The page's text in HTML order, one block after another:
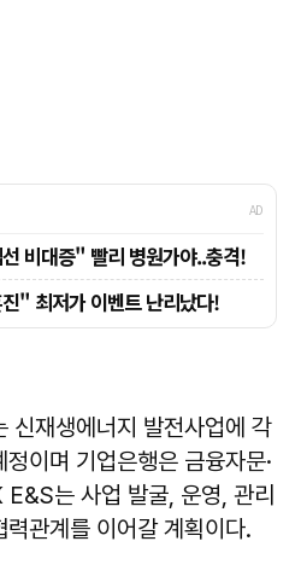
신재생에너지 발전사업에 각
이며 기업은행은 금융자문·
는 사업 발굴, 운영, 관리
관계를 이어갈 계획이다.